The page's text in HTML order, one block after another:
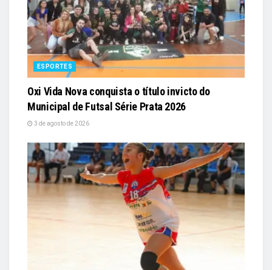
ESPORTES
Oxi Vida Nova conquista o título invicto do
Municipal de Futsal Série Prata 2026
3 de agosto de 2026